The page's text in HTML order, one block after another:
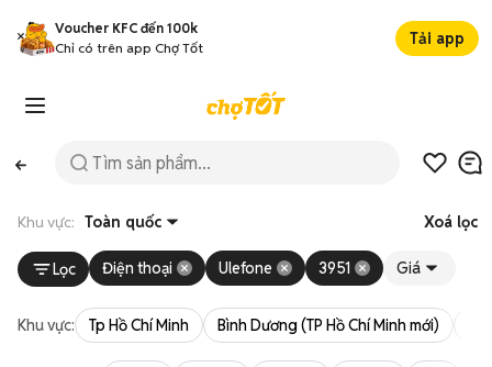
Voucher KFC đến 100k
Chỉ có trên app Chợ Tốt
Tải app
Khu vực: Toàn quốc Xoá lọc
Lọc Điện thoại Ulefone 3951 Giá
Khu vực: Tp Hồ Chí Minh Bình Dương (TP Hồ Chí Minh mới)